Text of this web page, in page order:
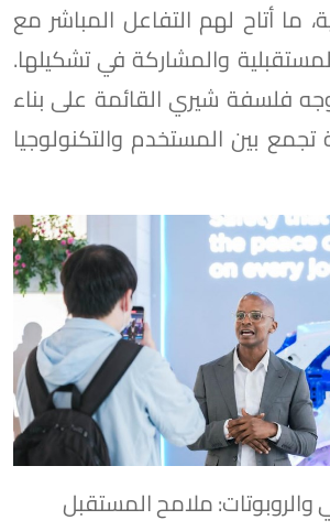
ما أتاح لهم التفاعل المباشر مع
والمشاركة في تشكيلها.
فلسفة شيري القائمة على بناء
بين المستخدم والتكنولوجيا
والروبوتات: ملامح المستقبل